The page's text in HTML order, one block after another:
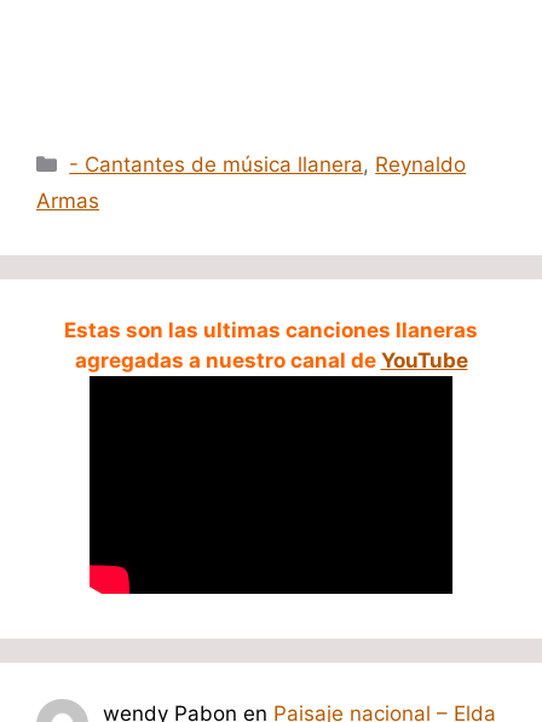
Categorías
- Cantantes de música llanera, Reynaldo
Armas
Estas son las ultimas canciones llaneras
agregadas a nuestro canal de YouTube
wendy Pabon en Paisaje nacional – Elda